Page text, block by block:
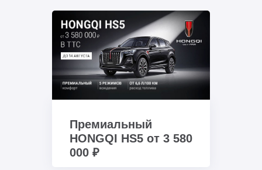
Премиальный
HONGQI HS5 от 3 580
000 ₽